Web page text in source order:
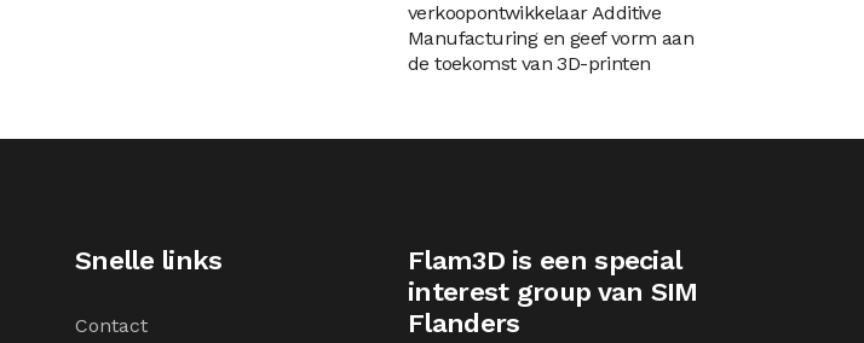
verkoopontwikkelaar Additive
Manufacturing en geef vorm aan
de toekomst van 3D-printen
Snelle links
Contact
Flam3D is een special
interest group van SIM
Flanders